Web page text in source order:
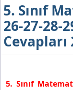
5. Sınıf
26-27-28-
5. Sınıf